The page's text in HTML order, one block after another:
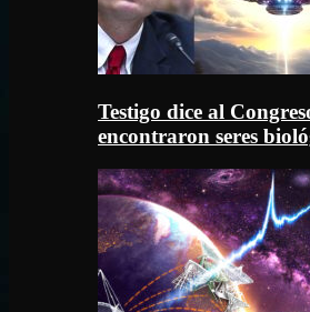
Testigo dice al
encontraron seres